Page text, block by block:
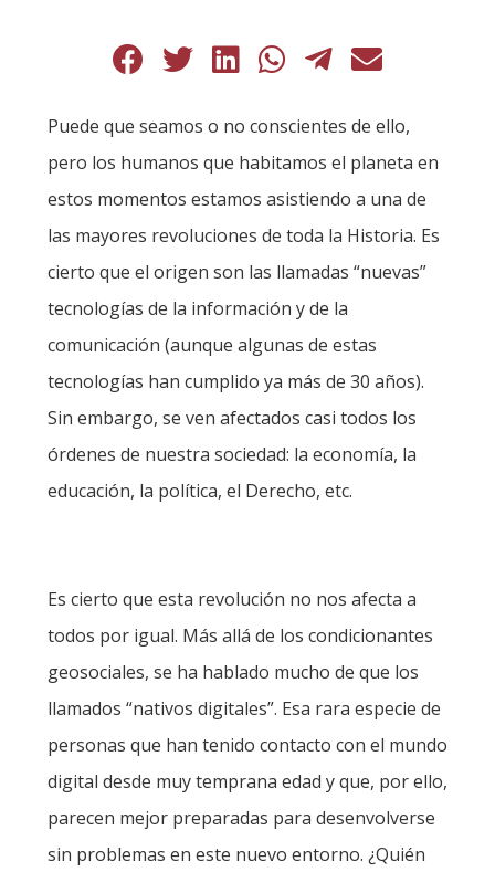
Puede que seamos o no conscientes de ello,
pero los humanos que habitamos el planeta en
estos momentos estamos asistiendo a una de
las mayores revoluciones de toda la Historia. Es
cierto que el origen son las llamadas “nuevas”
tecnologías de la información y de la
comunicación (aunque algunas de estas
tecnologías han cumplido ya más de 30 años).
Sin embargo, se ven afectados casi todos los
órdenes de nuestra sociedad: la economía, la
educación, la política, el Derecho, etc.
Es cierto que esta revolución no nos afecta a
todos por igual. Más allá de los condicionantes
geosociales, se ha hablado mucho de que los
llamados “nativos digitales”. Esa rara especie de
personas que han tenido contacto con el mundo
digital desde muy temprana edad y que, por ello,
parecen mejor preparadas para desenvolverse
sin problemas en este nuevo entorno. ¿Quién